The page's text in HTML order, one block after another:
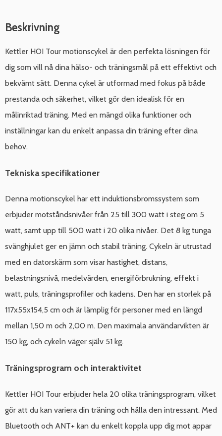
Beskrivning
Kettler HOI Tour motionscykel är den perfekta lösningen för
dig som vill nå dina hälso- och träningsmål på ett effektivt och
bekvämt sätt. Denna cykel är utformad med fokus på både
prestanda och säkerhet, vilket gör den idealisk för en
målinriktad träning. Med en mängd olika funktioner och
inställningar kan du enkelt anpassa din träning efter dina
behov.
Tekniska specifikationer
Denna motionscykel har ett induktionsbromssystem som
erbjuder motståndsnivåer från 25 till 300 watt i steg om 5
watt, samt upp till 500 watt i 20 olika nivåer. Det 8 kg tunga
svänghjulet ger en jämn och stabil träning. Cykeln är utrustad
med en datorskärm som visar hastighet, distans,
belastningsnivå, medelvärden, energiförbrukning, effekt i
watt, puls, träningsprofiler och kadens. Den har en storlek på
117x55x154,5 cm och är lämplig för personer med en längd
mellan 1,50 m och 2,00 m. Den maximala användarvikten är
150 kg, och cykeln väger själv 51 kg.
Träningsprogram och interaktivitet
Kettler HOI Tour erbjuder hela 20 olika träningsprogram, vilket
gör att du kan variera din träning och hålla den intressant. Med
Bluetooth och ANT+ kan du enkelt koppla upp dig mot appar